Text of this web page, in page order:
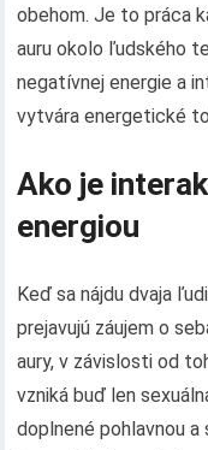
obehom. Je to práca
auru okolo ľudského
negatívnej energie a
vytvára energetické
Ako je
energiou
Keď sa nájdu dvaja
prejavujú záujem o
aury, v závislosti od
vzniká buď len
doplnené pohlavnou